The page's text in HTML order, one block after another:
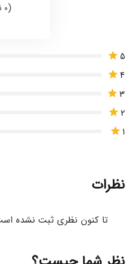
(0 نظر)
5
4
3
2
1
نظرات
تا کنون نظری ثبت نشده